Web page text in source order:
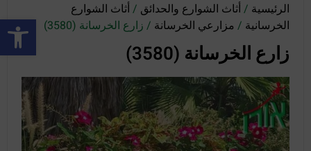
الرئيسية /أثاث الشوارع والحدائق /أثاث الشوارع
الخرسانية / مزارعي الخرسانة / زارع الخرسانة (3580)
زارع الخرسانة (3580)